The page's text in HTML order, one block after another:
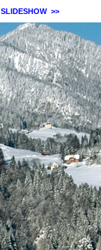
SLIDESHOW >>